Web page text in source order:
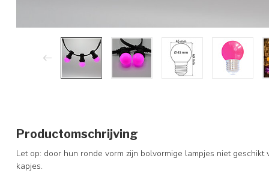
Productomschrijving
Let op: door hun ronde vorm zijn bolvormige lampjes niet
kapjes.